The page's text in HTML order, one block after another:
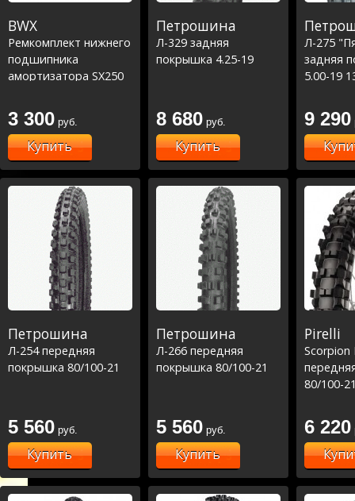
BWX
Ремкомплект нижнего
подшипника
амортизатора SX250
11-20 \ TC125 14-
20,TE150 17-22 (29-
5066)
3 300 руб.
Купить
Петрошина
Л-329 задняя
покрышка 4.25-19
8 680 руб.
Купить
Л-275
задняя
5.00-19
9 290
Петрошина
Л-254 передняя
покрышка 80/100-21
5 560 руб.
Купить
Петрошина
Л-266 передняя
покрышка 80/100-21
5 560 руб.
Купить
Pirelli
Scorpion
80/100-
6 220